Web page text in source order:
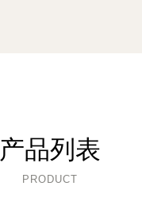
产品列表
PRODUCT